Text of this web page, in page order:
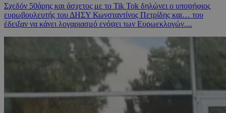
Σχεδόν 50άρης και άσχετος με το Tik Tok δηλώνει ο υποψήφιος
ευρωβουλευτής του ΔΗΣΥ Κωνσταντίνος Πετρίδης και… του
έδειξαν να κάνει λογαριασμό ενόψει των Ευρωεκλογών....